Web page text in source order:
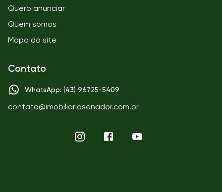
Quero anunciar
Quem somos
Mapa do site
Contato
WhatsApp: (43) 96725-5409
contato@imobiliariasenador.com.br